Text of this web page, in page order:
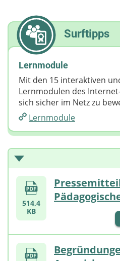
Surftipps
Lernmodule
Mit den 15 interaktiven
Lernmodulen des
sich sicher im Netz zu
Lernmodule
514,4
KB